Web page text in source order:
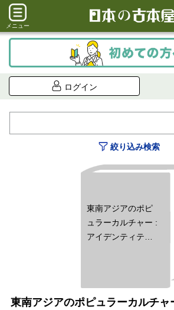
メニュー
ログイン
絞り込み検索
東南アジアのポピ
ュラーカルチャー :
アイデンティテ
東南アジアのポピュラーカルチャ